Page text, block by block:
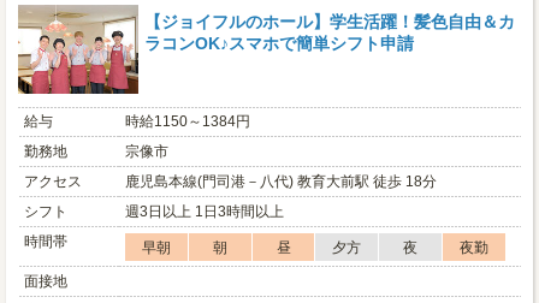
【ジョイフルのホール】学生活躍！髪色自由＆カ
ラコンOK♪スマホで簡単シフト申請
給与
時給1150～1384円
勤務地
宗像市
アクセス
鹿児島本線(門司港－八代) 教育大前駅 徒歩 18分
シフト
週3日以上 1日3時間以上
時間帯
早朝 朝 昼 夕方 夜
夜勤
面接地